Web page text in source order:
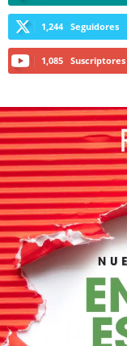
1,244 Seguidores
1,085 Suscriptores